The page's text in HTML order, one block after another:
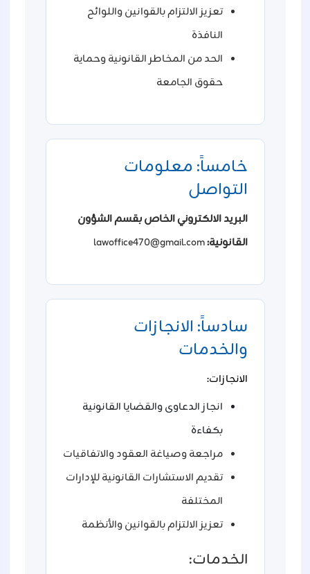
تعزيز الالتزام بالقوانين واللوائح
النافذة
الحد من المخاطر القانونية وحماية
حقوق الجامعة
خامساً: معلومات
التواصل
البريد الالكتروني الخاص بقسم الشؤون
القانونية:lawoffice470@gmail.com
سادساً: الانجازات
والخدمات
الانجازات:
انجاز الدعاوى والقضايا القانونية
بكفاءة
مراجعة وصياغة العقود والاتفاقيات
تقديم الاستشارات القانونية للإدارات
المختلفة
تعزيز الالتزام بالقوانين والأنظمة
الخدمات: